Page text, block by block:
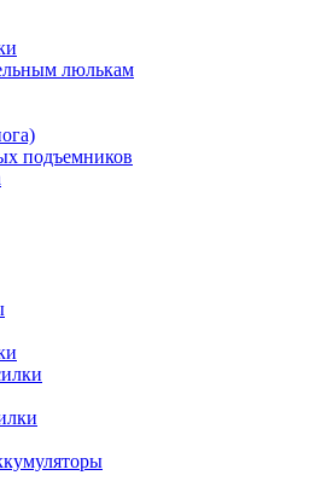
люлькам
подъемников